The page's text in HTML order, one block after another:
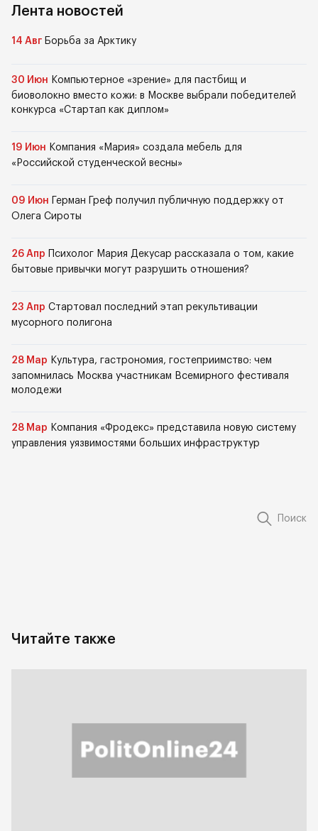
Лента новостей
14 Авг Борьба за Арктику
30 Июн Компьютерное «зрение» для пастбищ и
биоволокно вместо кожи: в Москве выбрали победителей
конкурса «Стартап как диплом»
19 Июн Компания «Мария» создала мебель для
«Российской студенческой весны»
09 Июн
Герман Греф получил публичную поддержку от
Олега Сироты
26 Апр
Психолог Мария Декусар рассказала о том, какие
бытовые привычки могут разрушить отношения?
23 Апр Стартовал последний этап рекультивации
мусорного полигона
28 Мар Культура, гастрономия, гостеприимство: чем
запомнилась Москва участникам Всемирного фестиваля
молодежи
28 Мар Компания «Фродекс» представила новую систему
управления уязвимостями больших инфраструктур
Поиск
Читайте также